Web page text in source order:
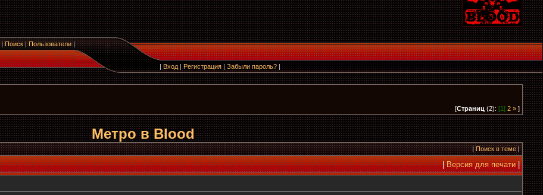
|Поиск|Пользователи|
|Вход|Регистрация|Забыли пароль?|
[Страниц (2): [1] 2 » ]
Метро в Blood
|Поиск в теме|
|Версия для печати|